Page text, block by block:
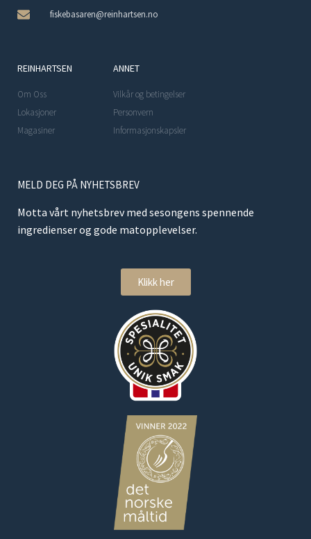
fiskebasaren@reinhartsen.no
REINHARTSEN
Om Oss
Lokasjoner
Magasiner
ANNET
Vilkår og betingelser
Personvern
Informasjonskapsler
MELD DEG PÅ NYHETSBREV
Motta vårt nyhetsbrev med sesongens spennende
ingredienser og gode matopplevelser.
Klikk her